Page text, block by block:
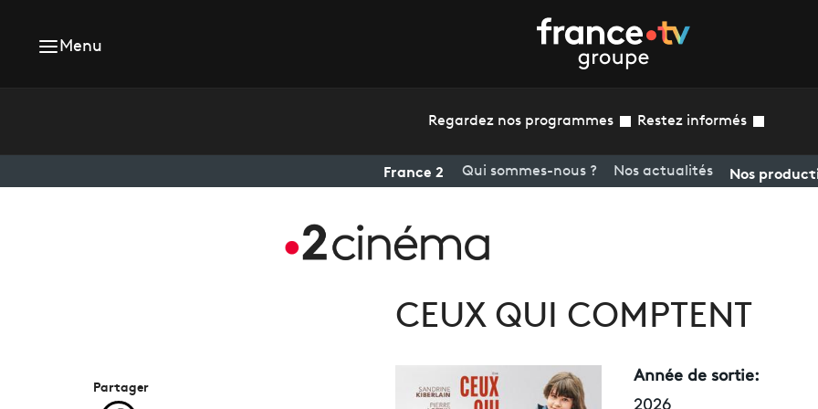
Menu
Regardez nos programmes Restez informés
France 2 Qui sommes-nous ? Nos actualités Nos
CEUX QUI COMPTENT
Année de sortie:
2026
Partager